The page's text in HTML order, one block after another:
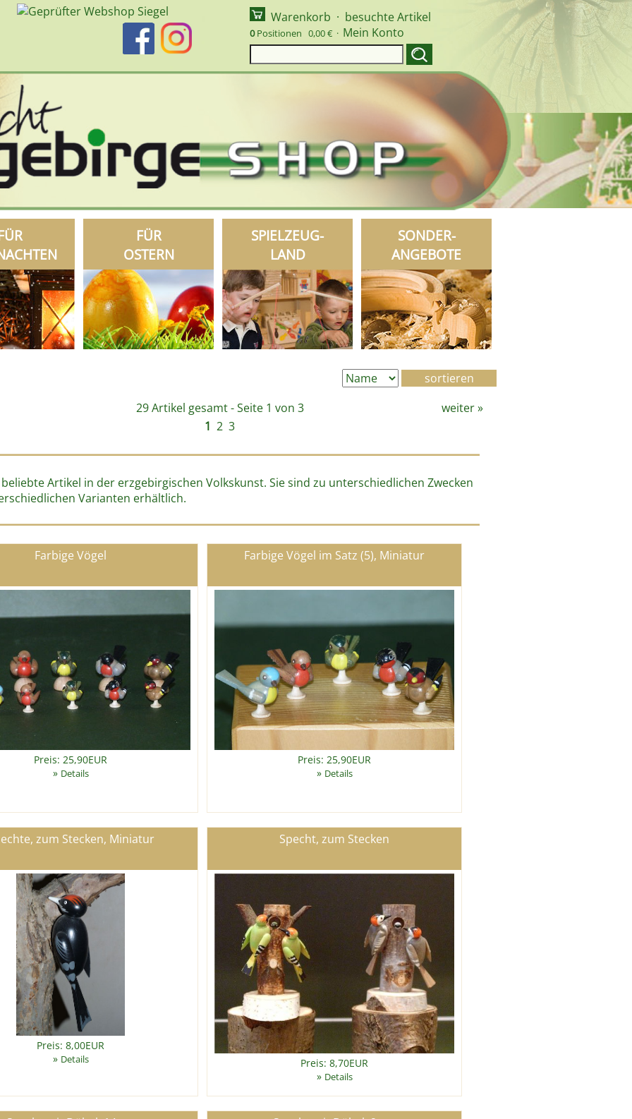
Warenkorb · besuchte Artikel
0Positionen 0,00 € · Mein Konto
FÜR
OSTERN
SPIELZEUG-
LAND
SONDER-
ANGEBOTE
29 Artikel gesamt - Seite 1 von 3 weiter»
1 2 3
Artikel in der erzgebirgischen Volkskunst. Sie sind zu unterschiedlichen Zwecken
Varianten erhältlich.
Farbige Vögel
Preis: 25,90EUR
» Details
Farbige Vögel im Satz (5), Miniatur
Preis: 25,90EUR
» Details
zum Stecken, Miniatur
Preis: 8,00EUR
» Details
Specht, zum Stecken
Preis: 8,70EUR
» Details